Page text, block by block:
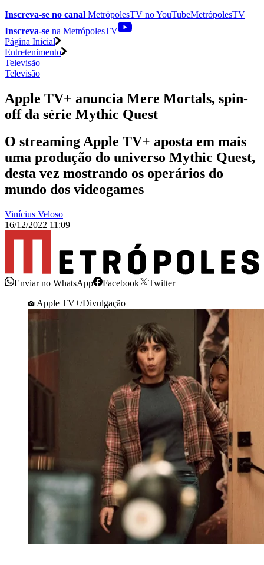
Inscreva-se no canal MetrópolesTV noYouTubeMetrópolesTV
Inscreva-se na MetrópolesTV
Página Inicial
Entretenimento
Televisão
Televisão
Apple TV+ anuncia Mere Mortals, spin-
off da série Mythic Quest
O streaming Apple TV+ aposta em mais
uma produção do universo Mythic Quest,
desta vez mostrando os operários do
mundo dos videogames
Vinícius Veloso
16/12/2022 11:09
Enviar no WhatsApp Facebook
Twitter
Apple TV+/Divulgação